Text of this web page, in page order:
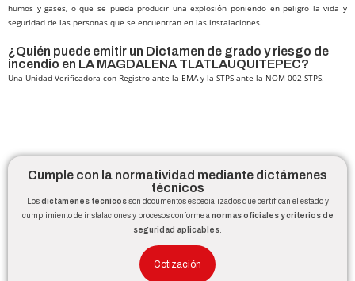
humos y gases, o que se pueda producir una explosión poniendo en peligro la vida y
seguridad de las personas que se encuentran en las instalaciones.
¿Quién puede emitir un Dictamen de grado y riesgo de
incendio en LA MAGDALENA TLATLAUQUITEPEC?
Una Unidad Verificadora con Registro ante la EMA y la STPS ante la NOM-002-STPS.
Cumple con la normatividad mediante dictámenes
técnicos
Losdictámenes técnicosson documentos especializados que certifican el estado y
cumplimiento de instalaciones y procesos conforme a normas oficiales y criterios de
seguridad aplicables
Cotización